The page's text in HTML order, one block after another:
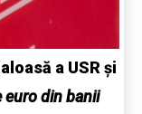
a USR și
euro din banii